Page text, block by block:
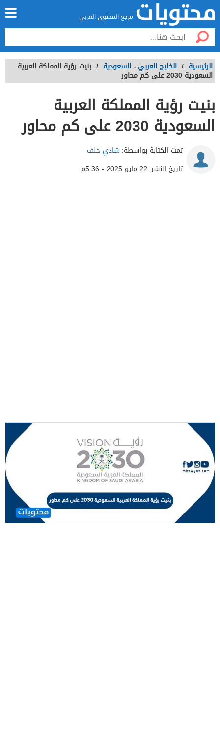
مرجع المحتوى العربي
الرئيسية / الخليج العربي ، السعودية / بنيت رؤية المملكة العربية
السعودية 2030 على كم محاور
بنيت رؤية المملكة العربية
السعودية 2030 على كم محاور
تمت الكتابة بواسطة:شادي خلف
تاريخ النشر: 22 مايو 2025 - 5:36م